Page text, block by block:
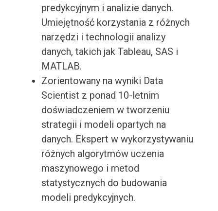
predykcyjnym i analizie danych.
Umiejętność korzystania z różnych
narzędzi i technologii analizy
danych, takich jak Tableau, SAS i
MATLAB.
Zorientowany na wyniki Data
Scientist z ponad 10-letnim
doświadczeniem w tworzeniu
strategii i modeli opartych na
danych. Ekspert w wykorzystywaniu
różnych algorytmów uczenia
maszynowego i metod
statystycznych do budowania
modeli predykcyjnych.